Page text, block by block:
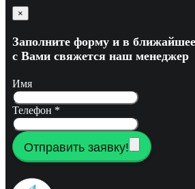
×
Заполните форму и в
с Вами свяжется наш менеджер
Имя
Телефон *
Отправить заявку!